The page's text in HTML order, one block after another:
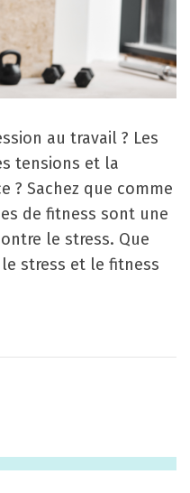
au travail ? Les
tensions et la
? Sachez que comme
de fitness sont une
le stress. Que
stress et le fitness